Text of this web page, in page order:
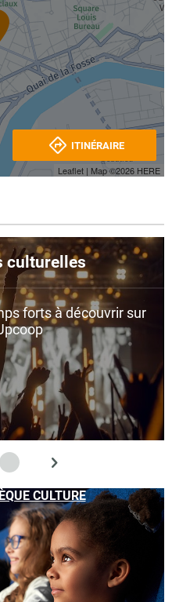
Leaflet | Map ©2026 HERE
ITINÉRAIRE
culturelles
forts à découvrir sur
CULTURE